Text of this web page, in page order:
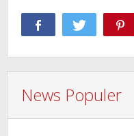
News Populer